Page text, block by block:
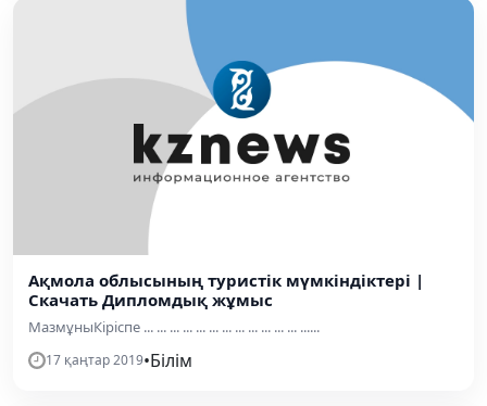
Ақмола облысының туристік мүмкіндіктері |
Скачать Дипломдық жұмыс
МазмұныКіріспе ... ... ... ... ... ... ... ... ... ... ... ... ......
17 қаңтар 2019•Білім